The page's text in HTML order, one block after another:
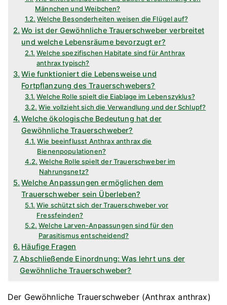
Männchen und Weibchen?
Welche Besonderheiten weisen die Flügel auf?
Wo ist der Gewöhnliche Trauerschweber verbreitet
und welche Lebensräume bevorzugt er?
Welche spezifischen Habitate sind für Anthrax
anthrax typisch?
Wie funktioniert die Lebensweise und
Fortpflanzung des Trauerschwebers?
Welche Rolle spielt die Eiablage im Lebenszyklus?
Wie vollzieht sich die Verwandlung und der Schlupf?
Welche ökologische Bedeutung hat der
Gewöhnliche Trauerschweber?
Wie beeinflusst Anthrax anthrax die
Bienenpopulationen?
Welche Rolle spielt der Trauerschweber im
Nahrungsnetz?
Welche Anpassungen ermöglichen dem
Trauerschweber sein Überleben?
Wie schützt sich der Trauerschweber vor
Fressfeinden?
Welche Larven-Anpassungen sind für den
Parasitismus entscheidend?
Häufige Fragen
Abschließende Einordnung: Was lehrt uns der
Gewöhnliche Trauerschweber?
Der Gewöhnliche Trauerschweber (Anthrax anthrax)